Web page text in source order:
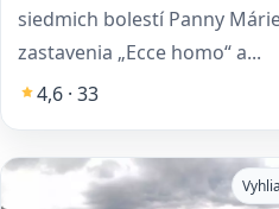
siedmich bolestí Panny
zastavenia „Ecce homo“ a...
4,6 · 33